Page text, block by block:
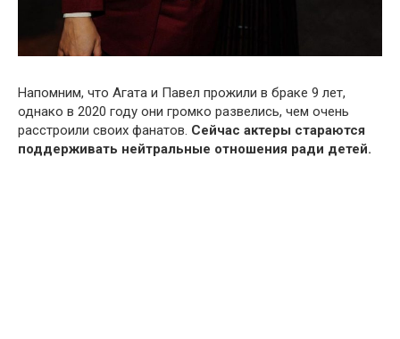
Напомним, что Агата и Павел прожили в браке 9 лет,
однако в 2020 году они громко развелись, чем очень
расстроили своих фанатов. Сейчас актеры стараются
поддерживать нейтральные отношения ради детей.